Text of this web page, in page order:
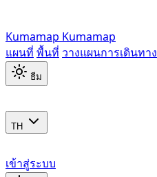
Kumamap Kumamap
แผนที่ พื้นที่ วางแผนการเดินทาง
ธีม
TH
เข้าสู่ระบบ